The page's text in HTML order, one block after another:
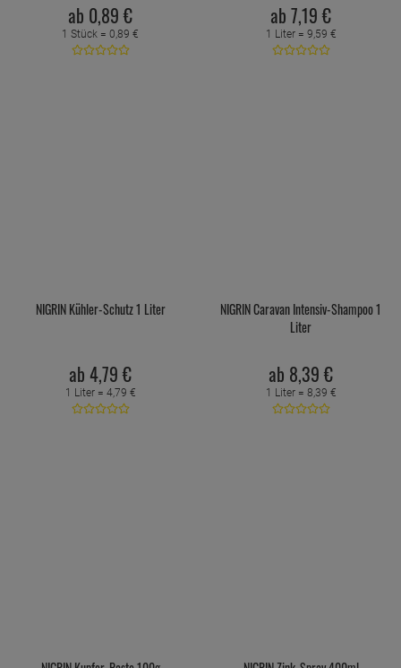
ab 0,89 €
1 Stück = 0,89 €
ab 7,19 €
1 Liter = 9,59 €
NIGRIN Kühler-Schutz 1 Liter
ab 4,79 €
1 Liter = 4,79 €
NIGRIN Caravan Intensiv-Shampoo 1
Liter
ab 8,39 €
1 Liter = 8,39 €